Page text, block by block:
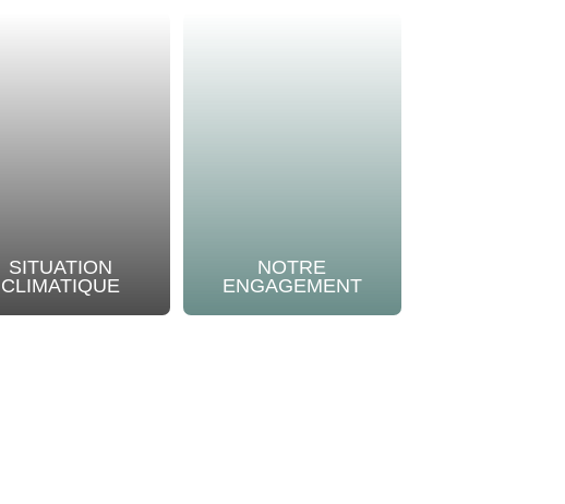
SITUATION
CLIMATIQUE
NOTRE
ENGAGEMENT